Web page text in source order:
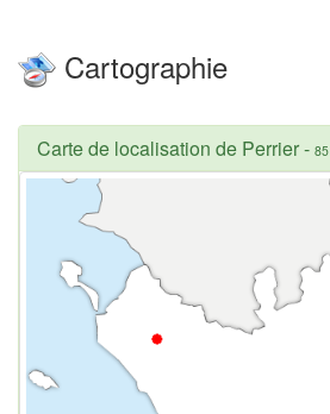
Cartographie
Carte de localisation de Perrier- 85